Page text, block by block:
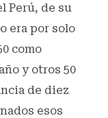
Perú, de su
era por solo
como
y otros 50
de diez
esos